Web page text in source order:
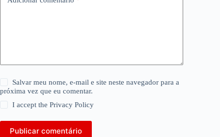
Salvar meu nome, e-mail e site neste navegador para a
próxima vez que eu comentar.
I accept thePrivacy Policy
Publicar comentário